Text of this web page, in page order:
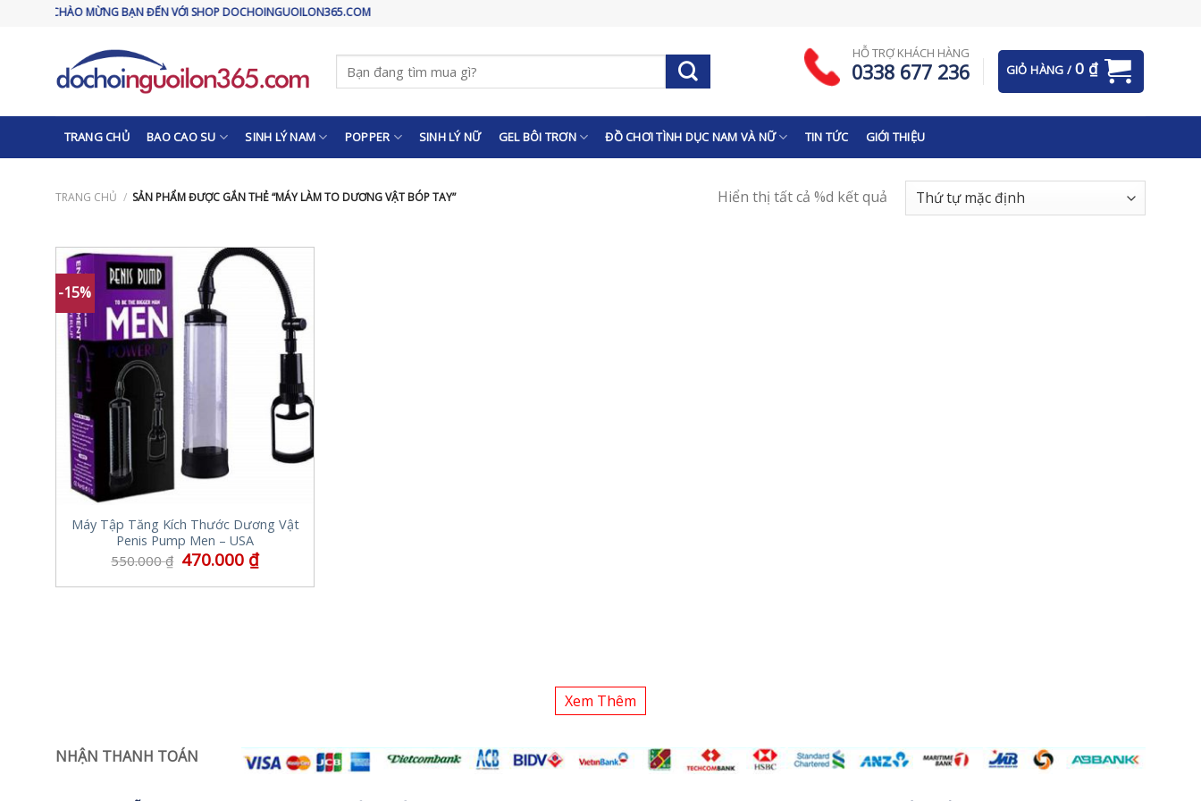
CHÀO MỪNG BẠN ĐẾN VỚI SHOP DOCHOINGUOILON365.COM
Tìm
kiếm:
HỖ TRỢ KHÁCH HÀNG
0338 677 236 GIỎ HÀNG / 0 ₫
TRANG CHỦ BAO CAO SU SINH LÝ NAM POPPER SINH LÝ NỮ GEL BÔI TRƠN ĐỒ CHƠI TÌNH DỤC NAM VÀ NỮ TIN TỨC GIỚI THIỆU
TRANG CHỦ / SẢN PHẨM ĐƯỢC GẮN THẺ “MÁY LÀM TO DƯƠNG VẬT BÓP TAY” Hiển thị tất cả %d kết quả
-15%
Máy Tập Tăng Kích Thước Dương Vật
Penis Pump Men – USA
550.000₫ 470.000 ₫
Xem Thêm
NHẬN THANH TOÁN